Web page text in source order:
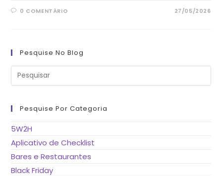
0 COMENTÁRIO 27/05/2026
Pesquise No Blog
Pesquise Por Categoria
5W2H
Aplicativo de Checklist
Bares e Restaurantes
Black Friday